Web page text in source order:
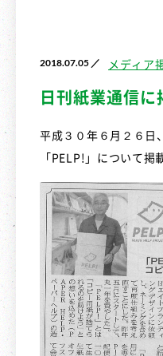
2018.07.05 ／ メディア
日刊紙業通信に
平成３０年６月２６日
「PELP!」について掲